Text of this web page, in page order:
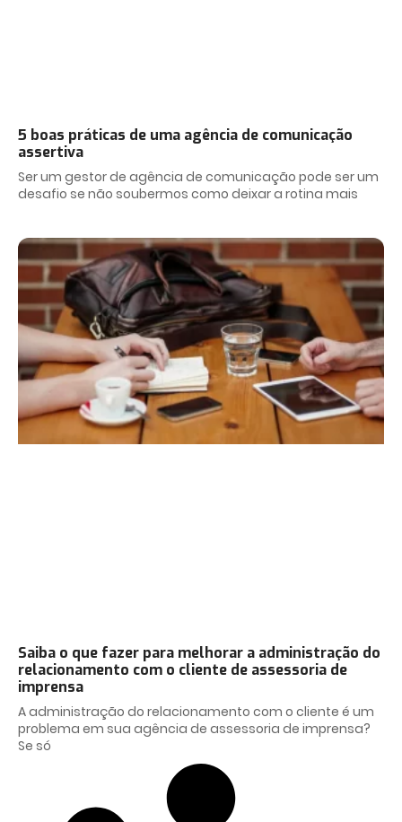
5 boas práticas de uma agência de comunicação
assertiva
Ser um gestor de agência de comunicação pode ser um
desafio se não soubermos como deixar a rotina mais
Saiba o que fazer para melhorar a administração do
relacionamento com o cliente de assessoria de
imprensa
A administração do relacionamento com o cliente é um
problema em sua agência de assessoria de imprensa?
Se só